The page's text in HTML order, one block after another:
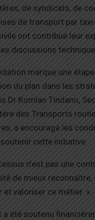
de syndicats, de
de transport par
ont contribué leur
discussions
marque une
du plan dans les
Dr Komlan Tindano,
des Transports
a encouragé les
cette initiative.
n’est pas une
de mieux reconnaître,
et valoriser ce métier. ».
a été soutenu